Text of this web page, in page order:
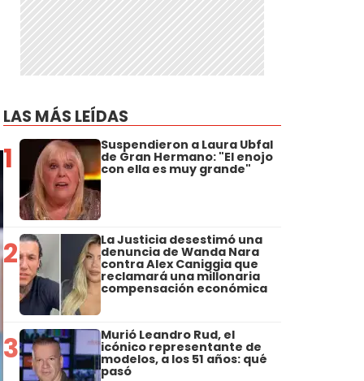
LAS MÁS LEÍDAS
1 Suspendieron a Laura Ubfal
de Gran Hermano: "El enojo
con ella es muy grande"
2 La Justicia desestimó una
denuncia de Wanda Nara
contra Alex Caniggia que
reclamará una millonaria
compensación económica
3 Murió Leandro Rud, el
icónico representante de
modelos, a los 51 años: qué
pasó